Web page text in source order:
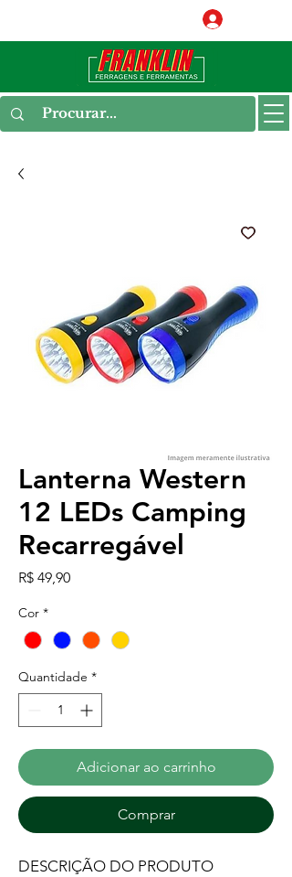
Lanterna Western
12 LEDs Camping
Recarregável
R$ 49,90Preço
Cor *
Quantidade *
Adicionar ao carrinho
Comprar
DESCRIÇÃO DO PRODUTO